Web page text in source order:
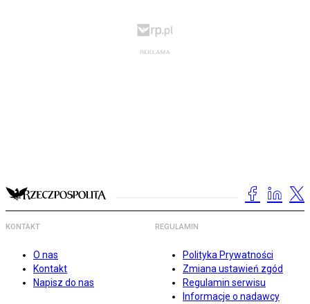
KONTAKT
O nas
Kontakt
Napisz do nas
REGULAMIN
Polityka Prywatności
Zmiana ustawień zgód
Regulamin serwisu
Informacje o nadawcy